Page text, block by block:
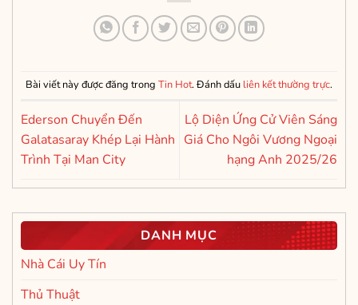
Bài viết này được đăng trong Tin Hot. Đánh dấu liên kết thường trực.
Ederson Chuyển Đến
Galatasaray Khép Lại Hành
Trình Tại Man City
Lộ Diện Ứng Cử Viên Sáng
Giá Cho Ngôi Vương Ngoại
hạng Anh 2025/26
DANH MỤC
Nhà Cái Uy Tín
Thủ Thuật